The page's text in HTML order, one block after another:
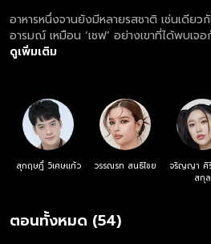
อาหารหนึ่งจานยังมีหลายรสชาติ เช่นเดียว
อารมณ์ เหมือน ‘เชฟ’ อย่างเขาที่ได้พบเจ
อาจต้องเลือกว่ารสชาติไหนที่เหมาะสมกับตน
ดูเพิ่มเติม
สุกฤษฎิ์ วิเศษแก้ว วรรณรท สนธิไชย
จริญญา ศิ
สกุล
ตอนทั้งหมด (54)